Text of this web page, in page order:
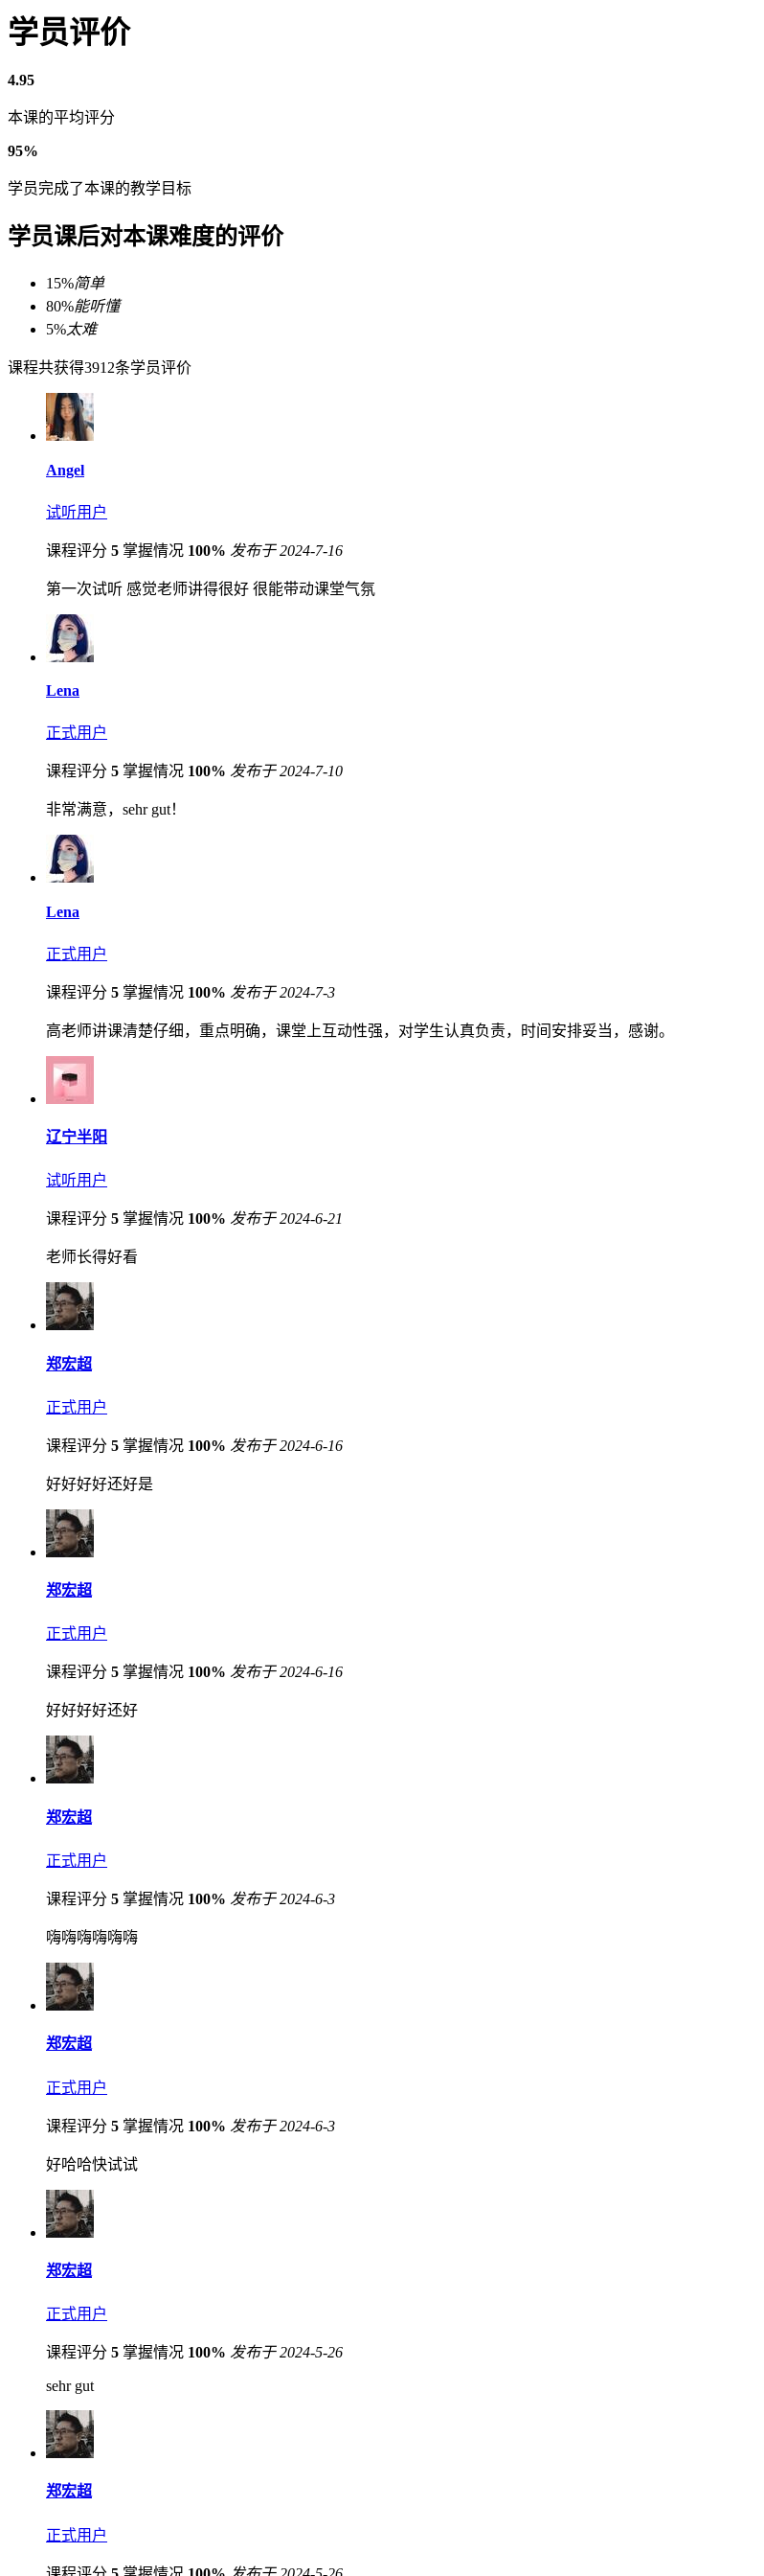
学员评价
4.95
本课的平均评分
95%
学员完成了本课的教学目标
学员课后对本课难度的评价
15%简单
80%能听懂
5%太难
课程共获得3912条学员评价
Angel
试听用户
课程评分 5 掌握情况 100% 发布于 2024-7-16
第一次试听 感觉老师讲得很好 很能带动课堂气氛
Lena
正式用户
课程评分 5 掌握情况 100% 发布于 2024-7-10
非常满意，sehr gut！
Lena
正式用户
课程评分 5 掌握情况 100% 发布于 2024-7-3
高老师讲课清楚仔细，重点明确，课堂上互动性强，对学生认真负责，时间安排妥当，感谢。
辽宁半阳
试听用户
课程评分 5 掌握情况 100% 发布于 2024-6-21
老师长得好看
郑宏超
正式用户
课程评分 5 掌握情况 100% 发布于 2024-6-16
好好好好还好是
郑宏超
正式用户
课程评分 5 掌握情况 100% 发布于 2024-6-16
好好好好还好
郑宏超
正式用户
课程评分 5 掌握情况 100% 发布于 2024-6-3
嗨嗨嗨嗨嗨嗨
郑宏超
正式用户
课程评分 5 掌握情况 100% 发布于 2024-6-3
好哈哈快试试
郑宏超
正式用户
课程评分 5 掌握情况 100% 发布于 2024-5-26
sehr gut
郑宏超
正式用户